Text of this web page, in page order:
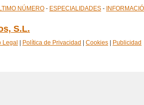
NÚMERO - ESPECIALIDADES -
S.L.
Legal Política de Privacidad Cookies
Publicidad